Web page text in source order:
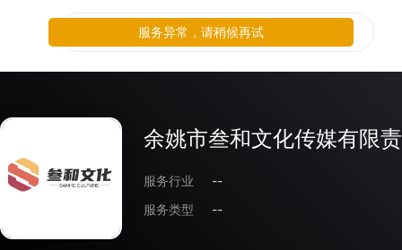
余姚市叁和文化传媒有限
服务行业
--
服务类型
--
服务异常，请稍候再试